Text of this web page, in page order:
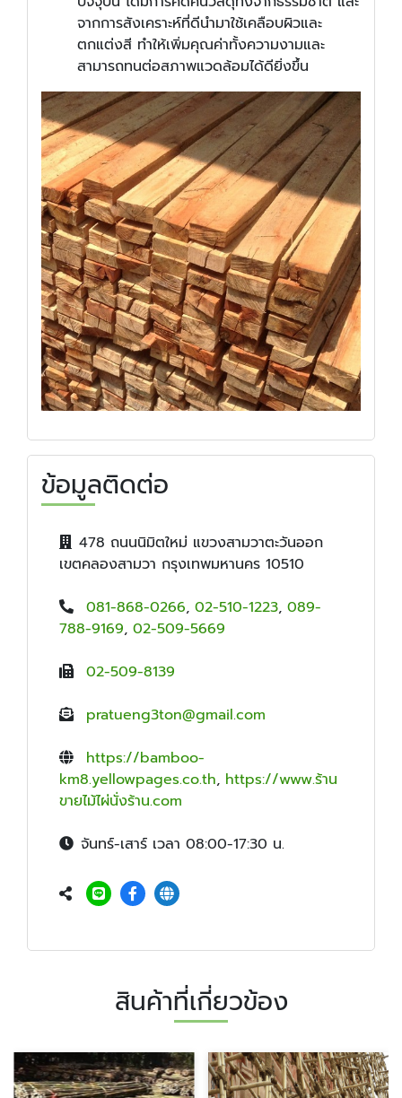
จากการสังเคราะห์ที่ดีนำมาใช้เคลือบผิวและ
ตกแต่งสี ทำให้เพิ่มคุณค่าทั้งความงามและ
สามารถทนต่อสภาพแวดล้อมได้ดียิ่งขึ้น
ข้อมูลติดต่อ
478 ถนนนิมิตใหม่ แขวงสามวาตะวันออก
เขตคลองสามวา กรุงเทพมหานคร 10510
081-868-0266, 02-510-1223, 089-
788-9169, 02-509-5669
02-509-8139
pratueng3ton@gmail.com
https://bamboo-
km8.yellowpages.co.th, https://www.ร้าน
ขายไม้ไผ่นั่งร้าน.com
จันทร์-เสาร์ เวลา 08:00-17:30 น.
สินค้าที่เกี่ยวข้อง